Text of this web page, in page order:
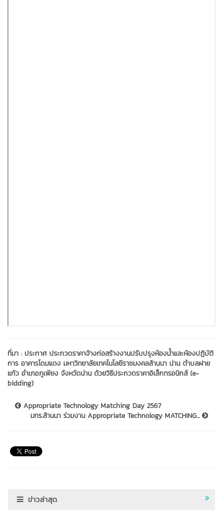
ที่มา : ประกาศ ประกวดราคาจ้างก่อสร้างงานปรับปรุงห้องน้ำและห้องปฏิบัติ
การ อาคารโดมแดง มหาวิทยาลัยเทคโนโลยีราชมงคลล้านนา น่าน ตำบลฝาย
แก้ว อำเภอภูเพียง จังหวัดน่าน ด้วยวิธีประกวดราคาอิเล็กทรอนิกส์ (e-
bidding)
Appropriate Technology Matching Day 2567
มทร.ล้านนา ร่วมงาน Appropriate Technology MATCHING...
ข่าวล่าสุด